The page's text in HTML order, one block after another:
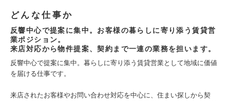
どんな仕事か
反響中心で提案に集中。お客様の暮らしに寄り添う賃貸営
業ポジション。
来店対応から物件提案、契約まで一連の業務を担います。
反響中心で提案に集中。暮らしに寄り添う賃貸営業として地域に価値
を届ける仕事です。
来店されたお客様やお問い合わせ対応を中心に、住まい探しから契